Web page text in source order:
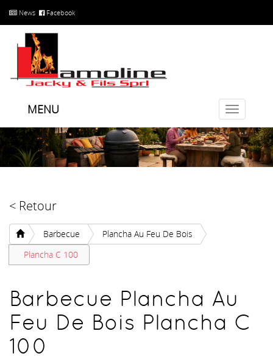
News Facebook
Toggle
MENU
< Retour
Barbecue
Plancha Au Feu De Bois
Plancha C 100
Barbecue Plancha Au
Feu De Bois Plancha C
100